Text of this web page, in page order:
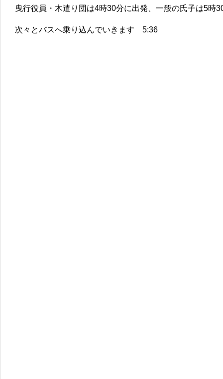
曳行役員・木遣り団は4時30分に出発、一般の氏子は5時
次々とバスへ乗り込んでいきます 5:36